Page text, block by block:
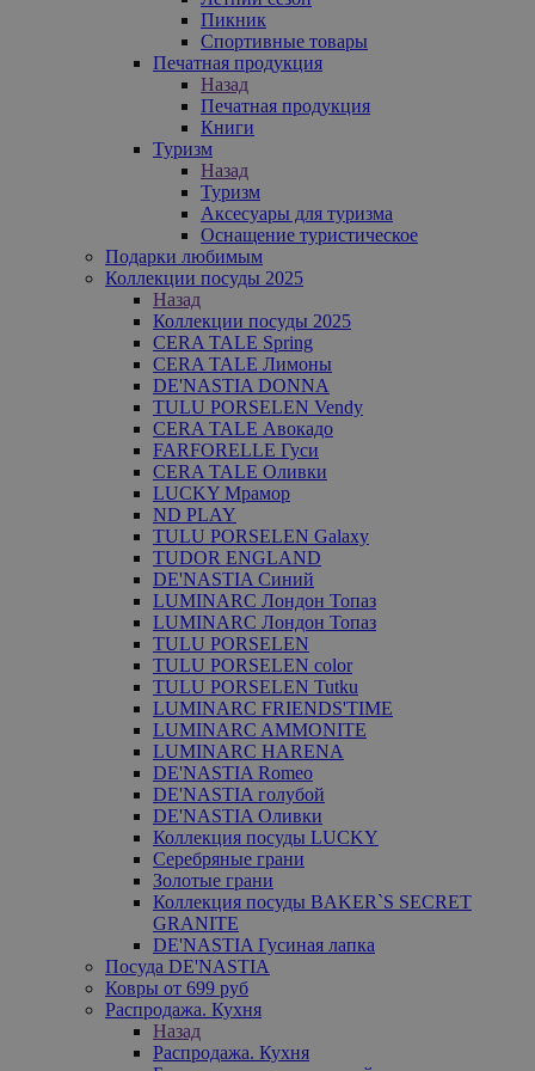
Пикник
Спортивные товары
Печатная продукция
Назад
Печатная продукция
Книги
Туризм
Назад
Туризм
Аксесуары для туризма
Оснащение туристическое
Подарки любимым
Коллекции посуды 2025
Назад
Коллекции посуды 2025
CERA TALE Spring
CERA TALE Лимоны
DE'NASTIA DONNA
TULU PORSELEN Vendy
CERA TALE Авокадо
FARFORELLE Гуси
CERA TALE Оливки
LUCKY Мрамор
ND PLAY
TULU PORSELEN Galaxy
TUDOR ENGLAND
DE'NASTIA Синий
LUMINARC Лондон Топаз
LUMINARC Лондон Топаз
TULU PORSELEN
TULU PORSELEN color
TULU PORSELEN Tutku
LUMINARC FRIENDS'TIME
LUMINARC AMMONITE
LUMINARC HARENA
DE'NASTIA Romeo
DE'NASTIA голубой
DE'NASTIA Оливки
Коллекция посуды LUCKY
Серебряные грани
Золотые грани
Коллекция посуды BAKER`S SECRET
GRANITE
DE'NASTIA Гусиная лапка
Посуда DE'NASTIA
Ковры от 699 руб
Распродажа. Кухня
Назад
Распродажа. Кухня